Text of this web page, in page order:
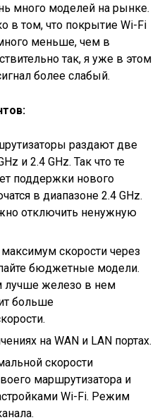
много моделей на рынке.
в том, что покрытие Wi-Fi
меньше, чем в
так, я уже в этом
более слабый.
раздают две
и 2.4 GHz. Так что те
поддержки нового
в диапазоне 2.4 GHz.
отключить ненужную
скорости через
бюджетные модели.
лучше железо в нем
больше
на WAN и LAN портах.
скорости
маршрутизатора и
Wi-Fi. Режим